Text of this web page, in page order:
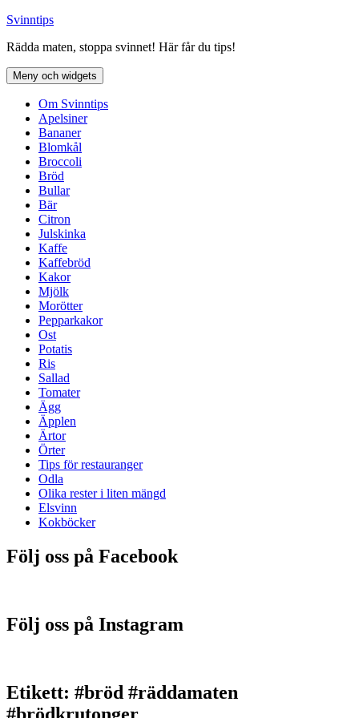
Hoppa
innehåll
Svinntips
Rädda maten, stoppa svinnet! Här får du tips!
Meny och widgets
Om Svinntips
Apelsiner
Bananer
Blomkål
Broccoli
Bröd
Bullar
Bär
Citron
Julskinka
Kaffe
Kaffebröd
Kakor
Mjölk
Morötter
Pepparkakor
Ost
Potatis
Ris
Sallad
Tomater
Ägg
Äpplen
Ärtor
Örter
Tips för restauranger
Odla
Olika rester i liten mängd
Elsvinn
Kokböcker
Följ oss på Facebook
Följ oss på Instagram
Etikett: #bröd #räddamaten
#brödkrutonger